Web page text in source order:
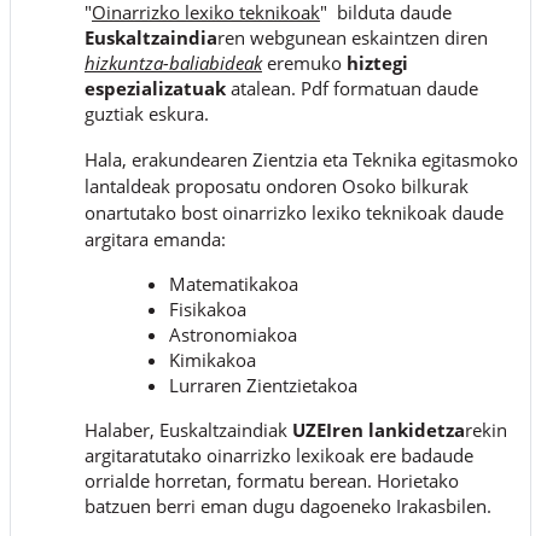
"Oinarrizko lexiko teknikoak" bilduta daude
Euskaltzaindiaren webgunean eskaintzen diren
hizkuntza-baliabideakeremuko hiztegi
espezializatuak atalean. Pdf formatuan daude
guztiak eskura.
Hala, erakundearen Zientzia eta Teknika egitasmoko
lantaldeak proposatu ondoren Osoko bilkurak
onartutako bost oinarrizko lexiko teknikoak daude
argitara emanda:
Matematikakoa
Fisikakoa
Astronomiakoa
Kimikakoa
Lurraren Zientzietakoa
Halaber, Euskaltzaindiak UZEIren lankidetzarekin
argitaratutako oinarrizko lexikoak ere badaude
orrialde horretan, formatu berean. Horietako
batzuen berri eman dugu dagoeneko Irakasbilen.